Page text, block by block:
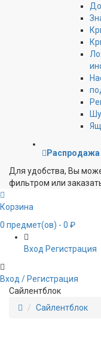
Распродажа
Для удобства, Вы
фильтром или
Корзина
0 предмет(ов) - 0 ₽
Вход Регистрация
Вход / Регистрация
Сайлентблок
Сайлентблок